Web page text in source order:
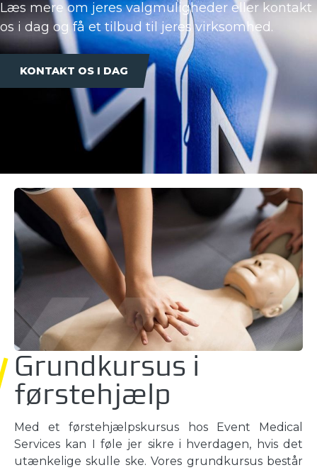
Læs mere om jeres valgmuligheder eller kontakt
os i dag og få et tilbud til jeres virksomhed.
KONTAKT OS I DAG
Grundkursus i
førstehjælp
Med et førstehjælpskursus hos Event Medical
Services kan I føle jer sikre i hverdagen, hvis det
utænkelige skulle ske. Vores grundkursus består